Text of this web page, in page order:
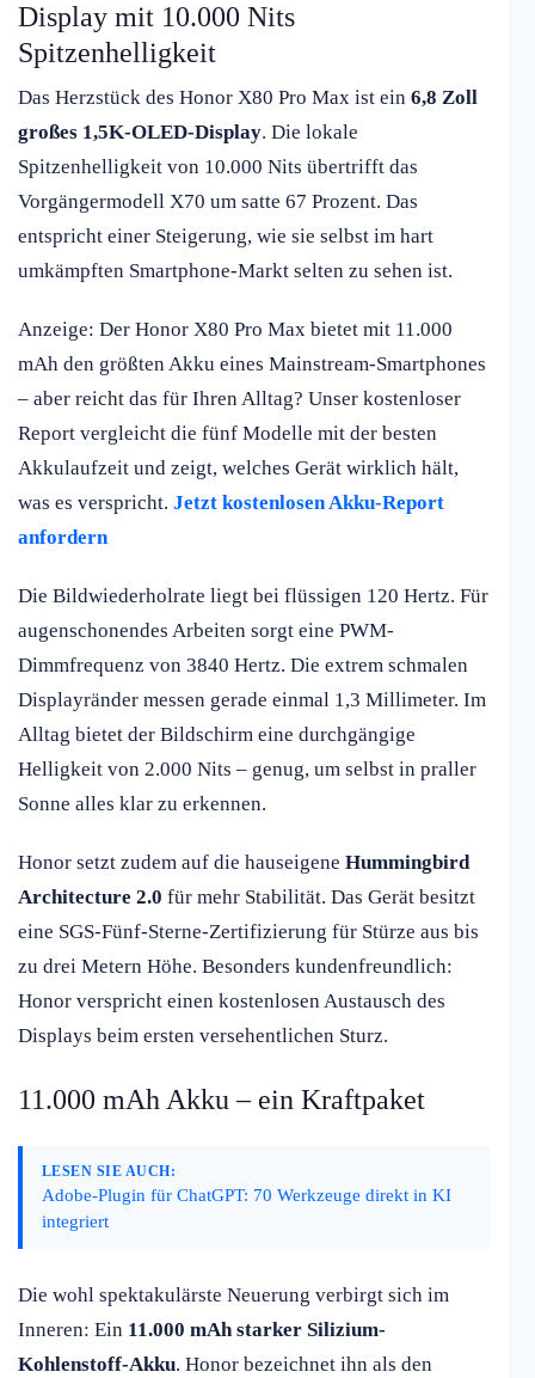
Display mit 10.000 Nits
Spitzenhelligkeit
Das Herzstück des Honor X80 Pro Max ist ein 6,8 Zoll
großes 1,5K-OLED-Display. Die lokale
Spitzenhelligkeit von 10.000 Nits übertrifft das
Vorgängermodell X70 um satte 67 Prozent. Das
entspricht einer Steigerung, wie sie selbst im hart
umkämpften Smartphone-Markt selten zu sehen ist.
Anzeige: Der Honor X80 Pro Max bietet mit 11.000
mAh den größten Akku eines Mainstream-Smartphones
– aber reicht das für Ihren Alltag? Unser kostenloser
Report vergleicht die fünf Modelle mit der besten
Akkulaufzeit und zeigt, welches Gerät wirklich hält,
was es verspricht. Jetzt kostenlosen Akku-Report
anfordern
Die Bildwiederholrate liegt bei flüssigen 120 Hertz. Für
augenschonendes Arbeiten sorgt eine PWM-
Dimmfrequenz von 3840 Hertz. Die extrem schmalen
Displayränder messen gerade einmal 1,3 Millimeter. Im
Alltag bietet der Bildschirm eine durchgängige
Helligkeit von 2.000 Nits – genug, um selbst in praller
Sonne alles klar zu erkennen.
Honor setzt zudem auf die hauseigene Hummingbird
Architecture 2.0 für mehr Stabilität. Das Gerät besitzt
eine SGS-Fünf-Sterne-Zertifizierung für Stürze aus bis
zu drei Metern Höhe. Besonders kundenfreundlich:
Honor verspricht einen kostenlosen Austausch des
Displays beim ersten versehentlichen Sturz.
11.000 mAh Akku – ein Kraftpaket
LESEN SIE AUCH:
Adobe-Plugin für ChatGPT: 70 Werkzeuge direkt in KI
integriert
Die wohl spektakulärste Neuerung verbirgt sich im
Inneren: Ein 11.000 mAh starker Silizium-
Kohlenstoff-Akku. Honor bezeichnet ihn als den